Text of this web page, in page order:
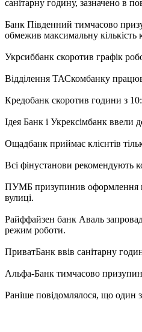
санітарну годину, зазначено в
Банк Південний тимчасово
обмежив максимальну кількість
Укрсиббанк скоротив графік
Відділення ТАСкомбанку
Кредобанк скоротив години з
Ідея Банк і Укрексімбанк ввели
Ощадбанк приймає клієнтів
Всі фінустанови рекомендують
ПУМБ призупинив оформлення
вулиці.
Райффайзен банк Аваль
режим роботи.
ПриватБанк ввів санітарну
Альфа-Банк тимчасово
Раніше повідомлялося, що один